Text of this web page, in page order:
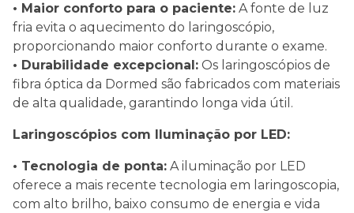
• Maior conforto para o paciente: A fonte de luz
fria evita o aquecimento do laringoscópio,
proporcionando maior conforto durante o exame.
• Durabilidade excepcional: Os laringoscópios de
fibra óptica da Dormed são fabricados com materiais
de alta qualidade, garantindo longa vida útil.
Laringoscópios com Iluminação por LED:
• Tecnologia de ponta: A iluminação por LED
oferece a mais recente tecnologia em laringoscopia,
com alto brilho, baixo consumo de energia e vida